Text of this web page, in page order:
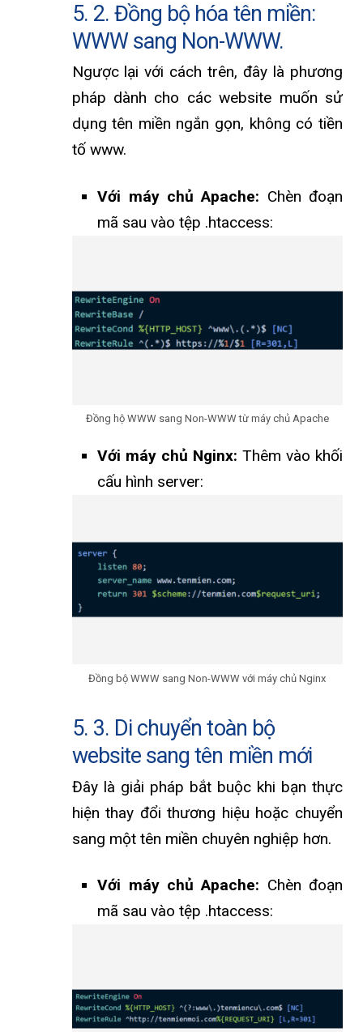
5. 2. Đồng bộ hóa tên miền:
WWW sang Non-WWW.
Ngược lại với cách trên, đây là phương
pháp dành cho các website muốn sử
dụng tên miền ngắn gọn, không có tiền
tố www.
Với máy chủ Apache: Chèn đoạn
mã sau vào tệp .htaccess:
Đồng hộ WWW sang Non-WWW từ máy chủ Apache
Với máy chủ Nginx: Thêm vào khối
cấu hình server:
Đồng bộ WWW sang Non-WWW với máy chủ Nginx
5. 3. Di chuyển toàn bộ
website sang tên miền mới
Đây là giải pháp bắt buộc khi bạn thực
hiện thay đổi thương hiệu hoặc chuyển
sang một tên miền chuyên nghiệp hơn.
Với máy chủ Apache: Chèn đoạn
mã sau vào tệp .htaccess: